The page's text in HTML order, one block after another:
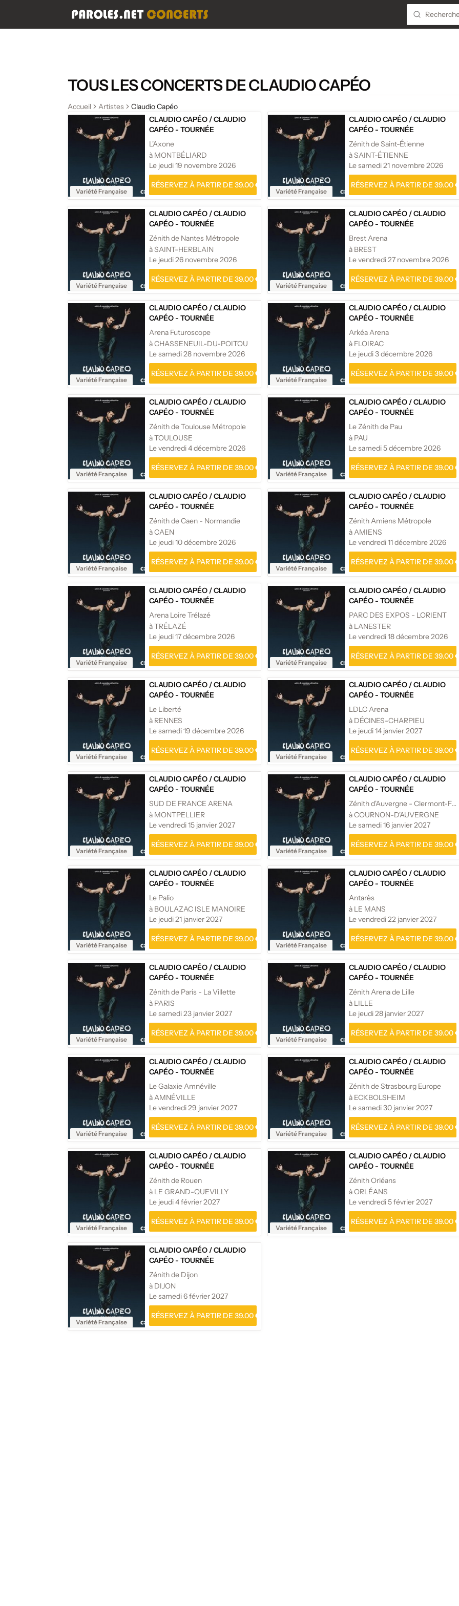
TOUS LES CONCERTS DE CLAUDIO CAPÉO
Accueil Artistes Claudio Capéo
Variété Française
CLAUDIO CAPÉO /CLAUDIO
CAPÉO - TOURNÉE
L'Axone
à MONTBÉLIARD
Le jeudi 19 novembre 2026
RÉSERVEZ À PARTIR DE 39.00 €
Variété Française
CLAUDIO CAPÉO /CLAUDIO
CAPÉO - TOURNÉE
Zénith de Saint-Étienne
à SAINT-ÉTIENNE
Le samedi 21 novembre 2026
RÉSERVEZ À PARTIR DE 39.00
Variété Française
CLAUDIO CAPÉO /CLAUDIO
CAPÉO - TOURNÉE
Zénith de Nantes Métropole
à SAINT-HERBLAIN
Le jeudi 26 novembre 2026
RÉSERVEZ À PARTIR DE 39.00 €
Variété Française
CLAUDIO CAPÉO /CLAUDIO
CAPÉO - TOURNÉE
Brest Arena
à BREST
Le vendredi 27 novembre 2026
RÉSERVEZ À PARTIR DE 39.00
Variété Française
CLAUDIO CAPÉO /CLAUDIO
CAPÉO - TOURNÉE
Arena Futuroscope
à CHASSENEUIL-DU-POITOU
Le samedi 28 novembre 2026
RÉSERVEZ À PARTIR DE 39.00 €
Variété Française
CLAUDIO CAPÉO /CLAUDIO
CAPÉO - TOURNÉE
Arkéa Arena
à FLOIRAC
Le jeudi 3 décembre 2026
RÉSERVEZ À PARTIR DE 39.00
Variété Française
CLAUDIO CAPÉO /CLAUDIO
CAPÉO - TOURNÉE
Zénith de Toulouse Métropole
à TOULOUSE
Le vendredi 4 décembre 2026
RÉSERVEZ À PARTIR DE 39.00 €
Variété Française
CLAUDIO CAPÉO /CLAUDIO
CAPÉO - TOURNÉE
Le Zénith de Pau
à PAU
Le samedi 5 décembre 2026
RÉSERVEZ À PARTIR DE 39.00
Variété Française
CLAUDIO CAPÉO /CLAUDIO
CAPÉO - TOURNÉE
Zénith de Caen - Normandie
à CAEN
Le jeudi 10 décembre 2026
RÉSERVEZ À PARTIR DE 39.00 €
Variété Française
CLAUDIO CAPÉO /CLAUDIO
CAPÉO - TOURNÉE
Zénith Amiens Métropole
à AMIENS
Le vendredi 11 décembre 2026
RÉSERVEZ À PARTIR DE 39.00
Variété Française
CLAUDIO CAPÉO /CLAUDIO
CAPÉO - TOURNÉE
Arena Loire Trélazé
à TRÉLAZÉ
Le jeudi 17 décembre 2026
RÉSERVEZ À PARTIR DE 39.00 €
Variété Française
CLAUDIO CAPÉO /CLAUDIO
CAPÉO - TOURNÉE
PARC DES EXPOS - LORIENT
à LANESTER
Le vendredi 18 décembre 2026
RÉSERVEZ À PARTIR DE 39.00
Variété Française
CLAUDIO CAPÉO /CLAUDIO
CAPÉO - TOURNÉE
Le Liberté
à RENNES
Le samedi 19 décembre 2026
RÉSERVEZ À PARTIR DE 39.00 €
Variété Française
CLAUDIO CAPÉO /CLAUDIO
CAPÉO - TOURNÉE
LDLC Arena
à DÉCINES-CHARPIEU
Le jeudi 14 janvier 2027
RÉSERVEZ À PARTIR DE 39.00
Variété Française
CLAUDIO CAPÉO /CLAUDIO
CAPÉO - TOURNÉE
SUD DE FRANCE ARENA
à MONTPELLIER
Le vendredi 15 janvier 2027
RÉSERVEZ À PARTIR DE 39.00 €
Variété Française
CLAUDIO CAPÉO /CLAUDIO
CAPÉO - TOURNÉE
Zénith d'Auvergne - Clermont-Ferrand
à COURNON-D'AUVERGNE
Le samedi 16 janvier 2027
RÉSERVEZ À PARTIR DE 39.00
Variété Française
CLAUDIO CAPÉO /CLAUDIO
CAPÉO - TOURNÉE
Le Palio
à BOULAZAC ISLE MANOIRE
Le jeudi 21 janvier 2027
RÉSERVEZ À PARTIR DE 39.00 €
Variété Française
CLAUDIO CAPÉO /CLAUDIO
CAPÉO - TOURNÉE
Antarès
à LE MANS
Le vendredi 22 janvier 2027
RÉSERVEZ À PARTIR DE 39.00
Variété Française
CLAUDIO CAPÉO /CLAUDIO
CAPÉO - TOURNÉE
Zénith de Paris - La Villette
à PARIS
Le samedi 23 janvier 2027
RÉSERVEZ À PARTIR DE 39.00 €
Variété Française
CLAUDIO CAPÉO /CLAUDIO
CAPÉO - TOURNÉE
Zénith Arena de Lille
à LILLE
Le jeudi 28 janvier 2027
RÉSERVEZ À PARTIR DE 39.00
Variété Française
CLAUDIO CAPÉO /CLAUDIO
CAPÉO - TOURNÉE
Le Galaxie Amnéville
à AMNÉVILLE
Le vendredi 29 janvier 2027
RÉSERVEZ À PARTIR DE 39.00 €
Variété Française
CLAUDIO CAPÉO /CLAUDIO
CAPÉO - TOURNÉE
Zénith de Strasbourg Europe
à ECKBOLSHEIM
Le samedi 30 janvier 2027
RÉSERVEZ À PARTIR DE 39.00
Variété Française
CLAUDIO CAPÉO /CLAUDIO
CAPÉO - TOURNÉE
Zénith de Rouen
à LE GRAND-QUEVILLY
Le jeudi 4 février 2027
RÉSERVEZ À PARTIR DE 39.00 €
Variété Française
CLAUDIO CAPÉO /CLAUDIO
CAPÉO - TOURNÉE
Zénith Orléans
à ORLÉANS
Le vendredi 5 février 2027
RÉSERVEZ À PARTIR DE 39.00
Variété Française
CLAUDIO CAPÉO /CLAUDIO
CAPÉO - TOURNÉE
Zénith de Dijon
à DIJON
Le samedi 6 février 2027
RÉSERVEZ À PARTIR DE 39.00 €